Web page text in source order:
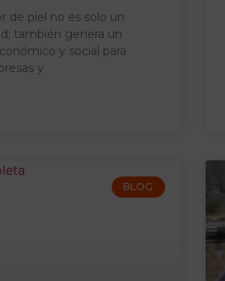
de piel no es solo un
también genera un
y social para
y
BLOG